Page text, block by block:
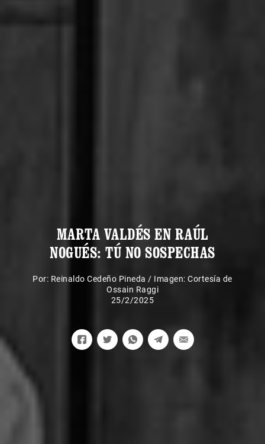
MARTA VALDÉS EN RAÚL
NOGUÉS: TÚ NO SOSPECHAS
Por: Reinaldo Cedeño Pineda / Imagen: Cortesía de
Ossain Raggi
25/2/2025